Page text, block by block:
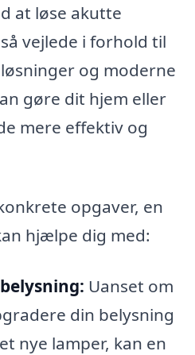
at løse akutte
vejlede i forhold til
og moderne
gøre dit hjem eller
mere effektiv og
opgaver, en
hjælpe dig med:
Uanset om
din belysning
nye lamper, kan en